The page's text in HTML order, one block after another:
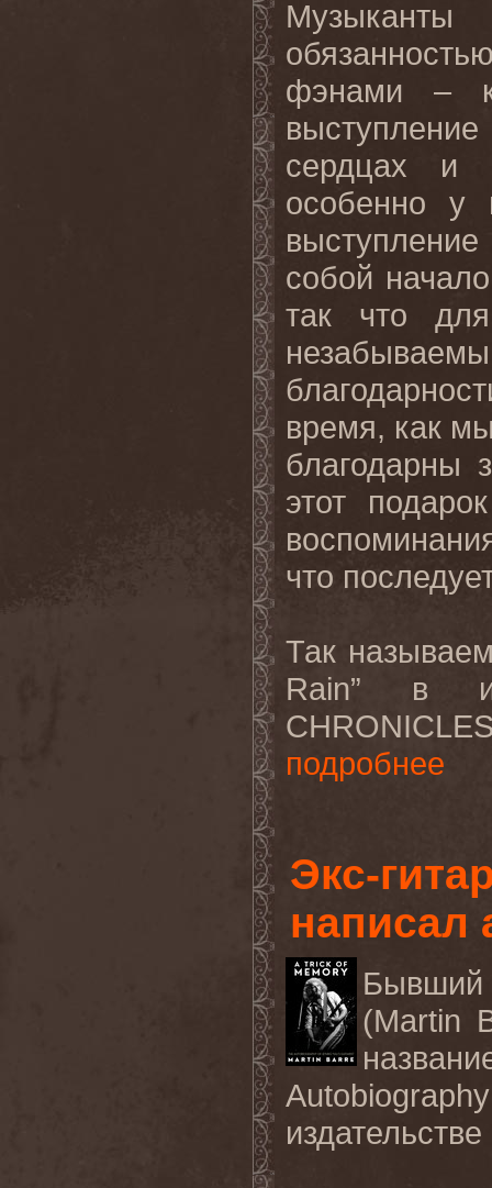
фэнами –
сердцах и
особенно у
собой
так что
время, как
благодарны
этот
что
Так
Rain” в
подробнее
Экс-
написал
Бывший
(Martin
издательстве